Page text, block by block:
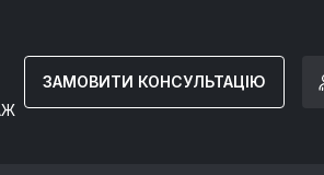
ЗАМОВИТИ КОНСУЛЬТАЦІЮ